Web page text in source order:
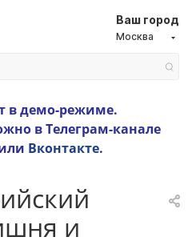
Ваш город
Москва
в демо-режиме.
в Телеграм-канале
Вконтакте.
и